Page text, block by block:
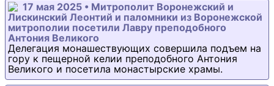
17 мая 2025 • Митрополит Воронежский и
Лискинский Леонтий и паломники из Воронежской
митрополии посетили Лавру преподобного
Антония Великого
Делегация монашествующих совершила подъем на
гору к пещерной келии преподобного Антония
Великого и посетила монастырские храмы.